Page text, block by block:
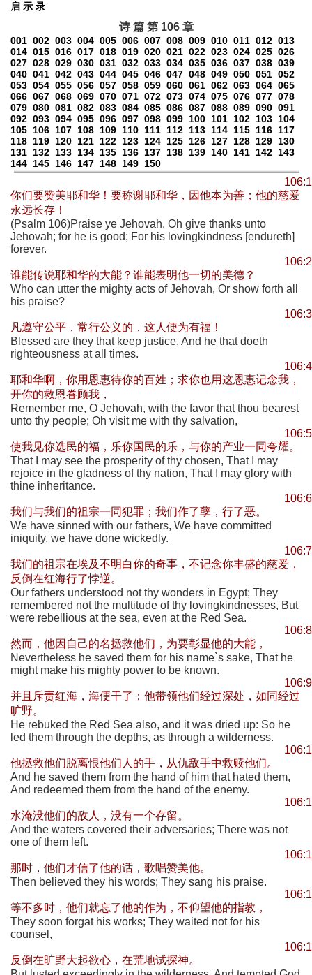
启 示 录
诗 篇 第 106 章
001 002 003 004 005 006 007 008 009 010 011 012 013
014 015 016 017 018 019 020 021 022 023 024 025 026
027 028 029 030 031 032 033 034 035 036 037 038 039
040 041 042 043 044 045 046 047 048 049 050 051 052
053 054 055 056 057 058 059 060 061 062 063 064 065
066 067 068 069 070 071 072 073 074 075 076 077 078
079 080 081 082 083 084 085 086 087 088 089 090 091
092 093 094 095 096 097 098 099 100 101 102 103 104
105 106 107 108 109 110 111 112 113 114 115 116 117
118 119 120 121 122 123 124 125 126 127 128 129 130
131 132 133 134 135 136 137 138 139 140 141 142 143
144 145 146 147 148 149 150
106:1
你们要赞美耶和华！要称谢耶和华，因他本为善；他的慈爱
永远长存！
(Psalm 106)Praise ye Jehovah. Oh give thanks unto
Jehovah; for he is good; For his lovingkindness [endureth]
forever.
106:2
谁能传说耶和华的大能？谁能表明他一切的美德？
Who can utter the mighty acts of Jehovah, Or show forth all
his praise?
106:3
凡遵守公平，常行公义的，这人便为有福！
Blessed are they that keep justice, And he that doeth
righteousness at all times.
106:4
耶和华啊，你用恩惠待你的百姓；求你也用这恩惠记念我，
开你的救恩眷顾我，
Remember me, O Jehovah, with the favor that thou bearest
unto thy people; Oh visit me with thy salvation,
106:5
使我见你选民的福，乐你国民的乐，与你的产业一同夸耀。
That I may see the prosperity of thy chosen, That I may
rejoice in the gladness of thy nation, That I may glory with
thine inheritance.
106:6
我们与我们的祖宗一同犯罪；我们作了孽，行了恶。
We have sinned with our fathers, We have committed
iniquity, we have done wickedly.
106:7
我们的祖宗在埃及不明白你的奇事，不记念你丰盛的慈爱，
反倒在红海行了悖逆。
Our fathers understood not thy wonders in Egypt; They
remembered not the multitude of thy lovingkindnesses, But
were rebellious at the sea, even at the Red Sea.
106:8
然而，他因自己的名拯救他们，为要彰显他的大能，
Nevertheless he saved them for his name`s sake, That he
might make his mighty power to be known.
106:9
并且斥责红海，海便干了；他带领他们经过深处，如同经过
旷野。
He rebuked the Red Sea also, and it was dried up: So he
led them through the depths, as through a wilderness.
他拯救他们脱离恨他们人的手，从仇敌手中救赎他们。
And he saved them from the hand of him that hated them,
And redeemed them from the hand of the enemy.
水淹没他们的敌人，没有一个存留。
And the waters covered their adversaries; There was not
one of them left.
那时，他们才信了他的话，歌唱赞美他。
Then believed they his words; They sang his praise.
等不多时，他们就忘了他的作为，不仰望他的指教，
They soon forgat his works; They waited not for his
counsel,
反倒在旷野大起欲心，在荒地试探神。